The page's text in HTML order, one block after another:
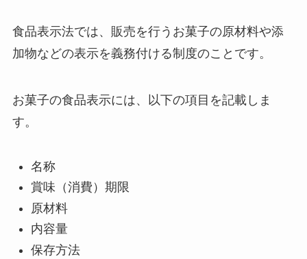
食品表示法では、販売を行うお菓子の原材料や添
加物などの表示を義務付ける制度のことです。
お菓子の食品表示には、以下の項目を記載しま
す。
名称
賞味（消費）期限
原材料
内容量
保存方法